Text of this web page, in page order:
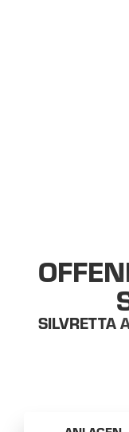
SILVRETTA